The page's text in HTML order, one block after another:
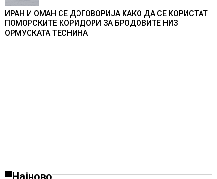
ИРАН И ОМАН СЕ ДОГОВОРИЈА КАКО ДА СЕ КОРИСТАТ
ПОМОРСКИТЕ КОРИДОРИ ЗА БРОДОВИТЕ НИЗ
ОРМУСКАТА ТЕСНИНА
Најново